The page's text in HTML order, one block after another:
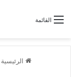
القائمة
الرئيسية